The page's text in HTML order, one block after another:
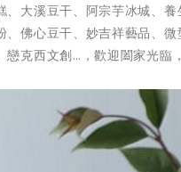
大溪豆干、阿宗芋冰城、
佛心豆干、妙吉祥藝品、
克西文創…，歡迎闔家光臨